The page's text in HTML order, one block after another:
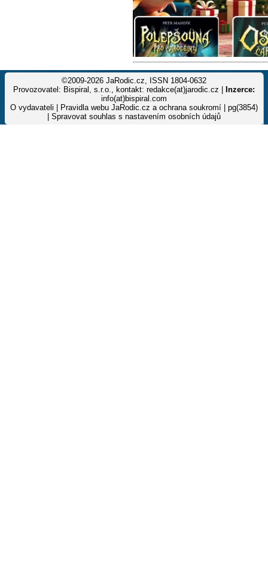
©2009-2026 JaRodic.cz, ISSN 1804-0632
Provozovatel: Bispiral, s.r.o., kontakt: redakce(at)jarodic.cz |
Inzerce:
info(at)bispiral.com
O vydavateli
Pravidla webu JaRodic.cz a ochrana soukromí | pg(3854)
Spravovat souhlas s nastavením osobních údajů